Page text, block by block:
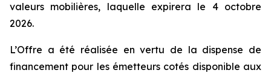
valeurs mobilières, laquelle expirera le 4 octobre
2026.
L’Offre a été réalisée en vertu de la dispense de
financement pour les émetteurs cotés disponible aux